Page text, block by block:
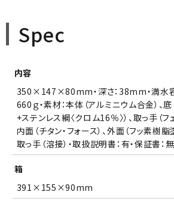
Spec
内容
350×147×80mm・深さ：38mm・満水容
660ｇ・素材：本体（アルミニウム合金）、
+ステンレス綱〈クロム16％〉）、取っ手（フ
内面（チタン・フォース）、外面（フッ素樹脂
取っ手（溶接）・取扱説明書：有・保証書：
箱
391×155×90mm